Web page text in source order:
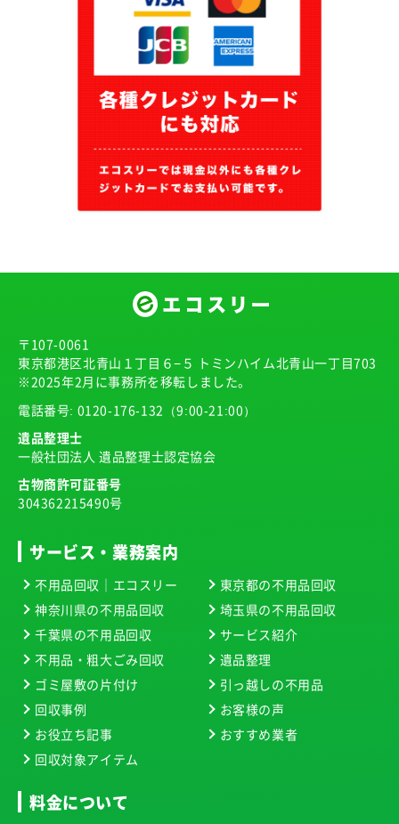
〒107-0061
東京都港区北青山１丁目６−５ トミンハイム北青山一丁目703
※2025年2月に事務所を移転しました。
電話番号: 0120-176-132 （9:00-21:00）
遺品整理士
一般社団法人 遺品整理士認定協会
古物商許可証番号
304362215490号
サービス・業務案内
不用品回収｜エコスリー
東京都の不用品回収
神奈川県の不用品回収
埼玉県の不用品回収
千葉県の不用品回収
サービス紹介
不用品・粗大ごみ回収
遺品整理
ゴミ屋敷の片付け
引っ越しの不用品
回収事例
お客様の声
お役立ち記事
おすすめ業者
回収対象アイテム
料金について